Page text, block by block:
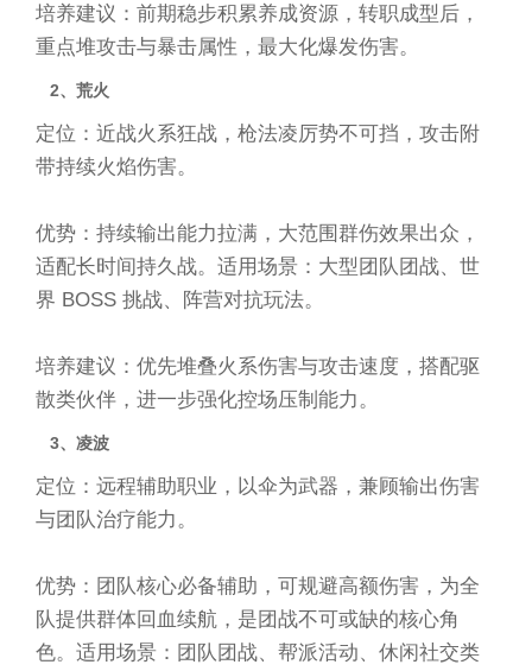
培养建议：前期稳步积累养成资源，转职成型后，
重点堆攻击与暴击属性，最大化爆发伤害。
2、荒火
定位：近战火系狂战，枪法凌厉势不可挡，攻击附
带持续火焰伤害。
优势：持续输出能力拉满，大范围群伤效果出众，
适配长时间持久战。适用场景：大型团队团战、世
界 BOSS 挑战、阵营对抗玩法。
培养建议：优先堆叠火系伤害与攻击速度，搭配驱
散类伙伴，进一步强化控场压制能力。
3、凌波
定位：远程辅助职业，以伞为武器，兼顾输出伤害
与团队治疗能力。
优势：团队核心必备辅助，可规避高额伤害，为全
队提供群体回血续航，是团战不可或缺的核心角
色。适用场景：团队团战、帮派活动、休闲社交类